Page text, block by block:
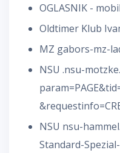
OGLASNIK -
Oldtimer Klub
MZ gabors-mz-
NSU .nsu-
NSU nsu-
Standard-